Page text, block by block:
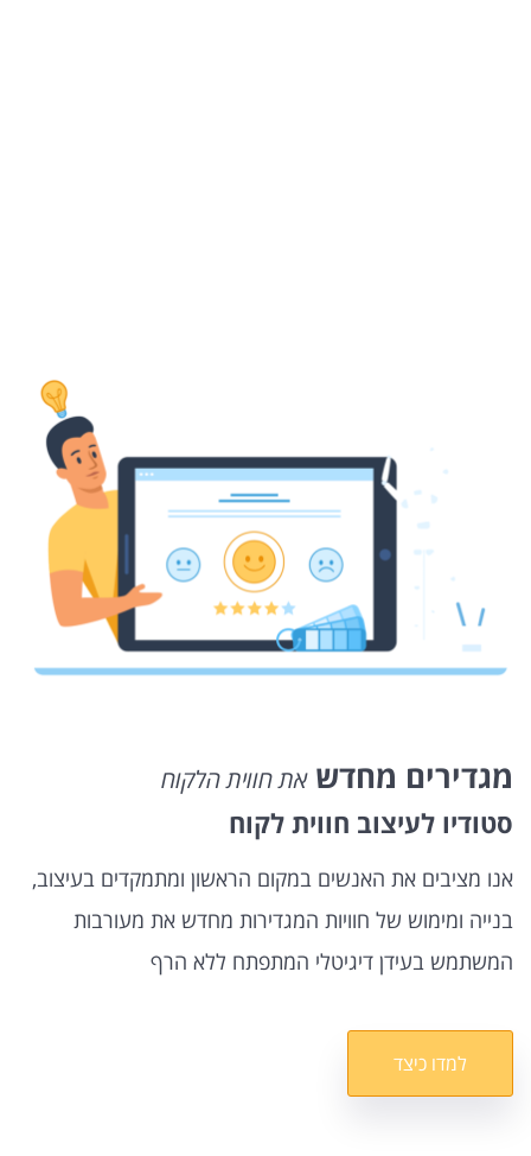
מגדירים מחדשאת חווית הלקוח
סטודיו לעיצוב חווית לקוח
אנו מציבים את האנשים במקום הראשון ומתמקדים בעיצוב,
בנייה ומימוש של חוויות המגדירות מחדש את מעורבות
המשתמש בעידן דיגיטלי המתפתח ללא הרף
למדו כיצד